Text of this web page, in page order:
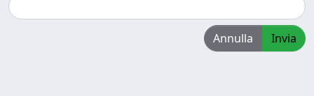
Annulla Invia